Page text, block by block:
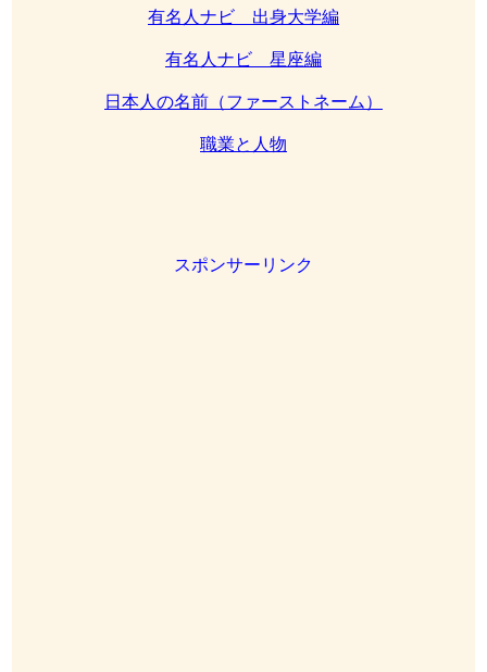
有名人ナビ 出身大学編
有名人ナビ 星座編
日本人の名前（ファーストネーム）
職業と人物
スポンサーリンク